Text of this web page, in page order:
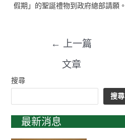
假期」的聖誕禮物到政府總部請願。
← 上一篇
文章
搜尋
搜尋
最新消息